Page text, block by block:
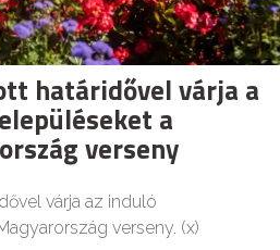
határidővel várja a
a
verseny
várja az induló
verseny. (x)